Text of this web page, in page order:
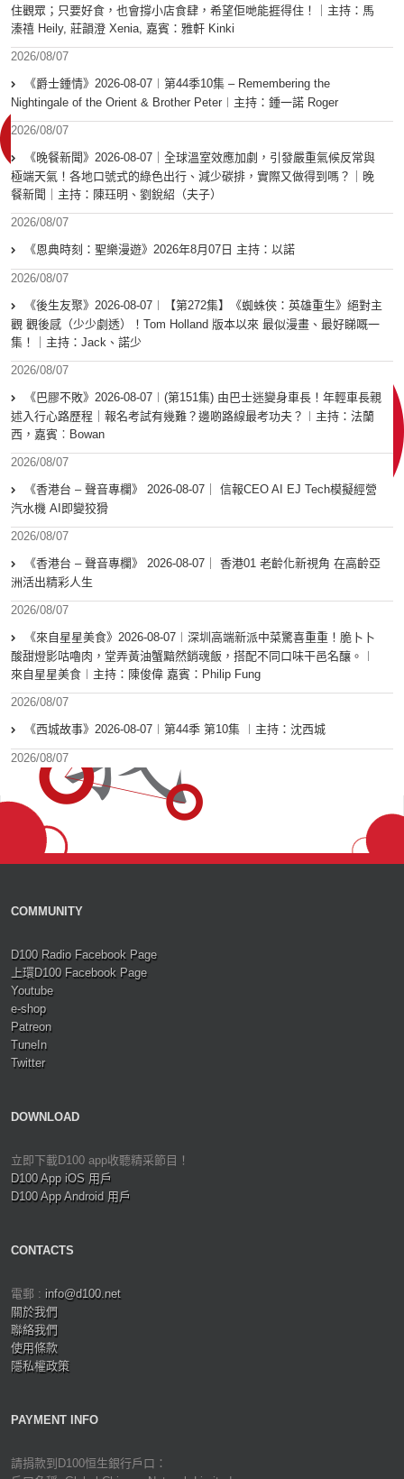
住觀眾；只要好食，也會撐小店食肆，希望佢哋能捱得住！｜主持：馬
溱禧 Heily, 莊韻澄 Xenia, 嘉賓：雅軒 Kinki
2026/08/07
《爵士鍾情》2026-08-07︱第44季10集 – Remembering the
Nightingale of the Orient & Brother Peter︱主持：鍾一諾 Roger
2026/08/07
《晚餐新聞》2026-08-07｜全球溫室效應加劇，引發嚴重氣候反常與
極端天氣！各地口號式的綠色出行、減少碳排，實際又做得到嗎？｜晚
餐新聞｜主持：陳珏明、劉銳紹（夫子）
2026/08/07
《恩典時刻：聖樂漫遊》2026年8月07日 主持：以諾
2026/08/07
《後生友聚》2026-08-07︱【第272集】《蜘蛛俠：英雄重生》絕對主
觀 觀後感（少少劇透）！Tom Holland 版本以來 最似漫畫、最好睇嘅一
集！｜主持：Jack、諾少
2026/08/07
《巴膠不敗》2026-08-07︱(第151集) 由巴士迷變身車長！年輕車長親
述入行心路歷程｜報名考試有幾難？邊啲路線最考功夫？︱主持：法蘭
西，嘉賓︰Bowan
2026/08/07
《香港台 – 聲音專欄》 2026-08-07｜ 信報CEO AI EJ Tech模擬經營
汽水機 AI即變狡猾
2026/08/07
《香港台 – 聲音專欄》 2026-08-07｜ 香港01 老齡化新視角 在高齡亞
洲活出精彩人生
2026/08/07
《來自星星美食》2026-08-07︱深圳高端新派中菜驚喜重重！脆卜卜
酸甜燈影咕嚕肉，堂弄黃油蟹黯然銷魂飯，搭配不同口味干邑名釀。︱
來自星星美食︱主持：陳俊偉 嘉賓：Philip Fung
2026/08/07
《西城故事》2026-08-07︱第44季 第10集 ︱主持：沈西城
2026/08/07
COMMUNITY
D100 Radio Facebook Page
上環D100 Facebook Page
Youtube
e-shop
Patreon
TuneIn
Twitter
DOWNLOAD
立即下載D100 app收聽精采節目！
D100 App iOS 用戶
D100 App Android 用戶
CONTACTS
電郵 : info@d100.net
關於我們
聯絡我們
使用條款
隱私權政策
PAYMENT INFO
請捐款到D100恒生銀行戶口：